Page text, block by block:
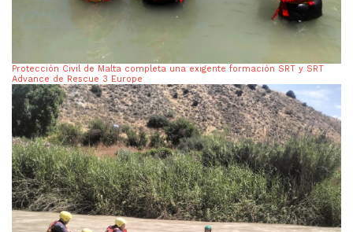
Protección Civil de Malta completa una exigente formación SRT y SRT
Advance de Rescue 3 Europe